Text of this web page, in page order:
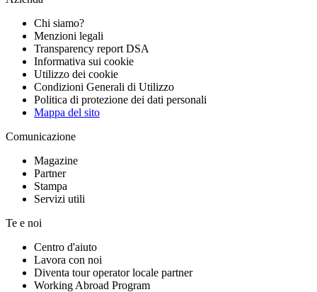
Chi siamo?
Menzioni legali
Transparency report DSA
Informativa sui cookie
Utilizzo dei cookie
Condizioni Generali di Utilizzo
Politica di protezione dei dati personali
Mappa del sito
Comunicazione
Magazine
Partner
Stampa
Servizi utili
Te e noi
Centro d'aiuto
Lavora con noi
Diventa tour operator locale partner
Working Abroad Program